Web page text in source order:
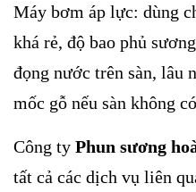
Máy bơm áp lực: dùng
khá rẻ, độ bao phủ
đọng nước trên sàn, lâu
mốc gỗ nếu sàn không
Công ty Phun sương
tất cả các dịch vụ liên